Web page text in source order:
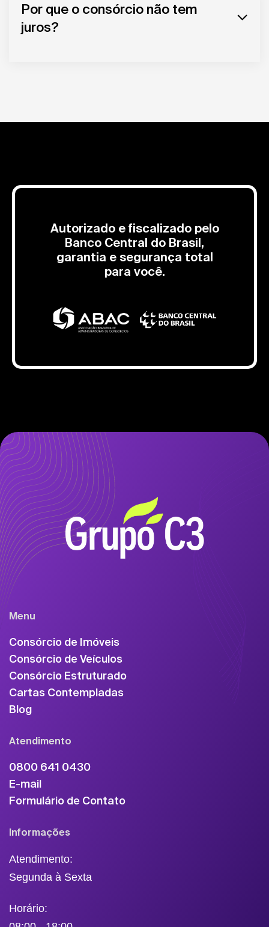
Por que o consórcio não tem
juros?
Autorizado e fiscalizado pelo
Banco Central do Brasil,
garantia e segurança total
para você.
Menu
Consórcio de Imóveis
Consórcio de Veículos
Consórcio Estruturado
Cartas Contempladas
Blog
Atendimento
0800 641 0430
E-mail
Formulário de Contato
Informações
Atendimento:
Segunda à Sexta
Horário: